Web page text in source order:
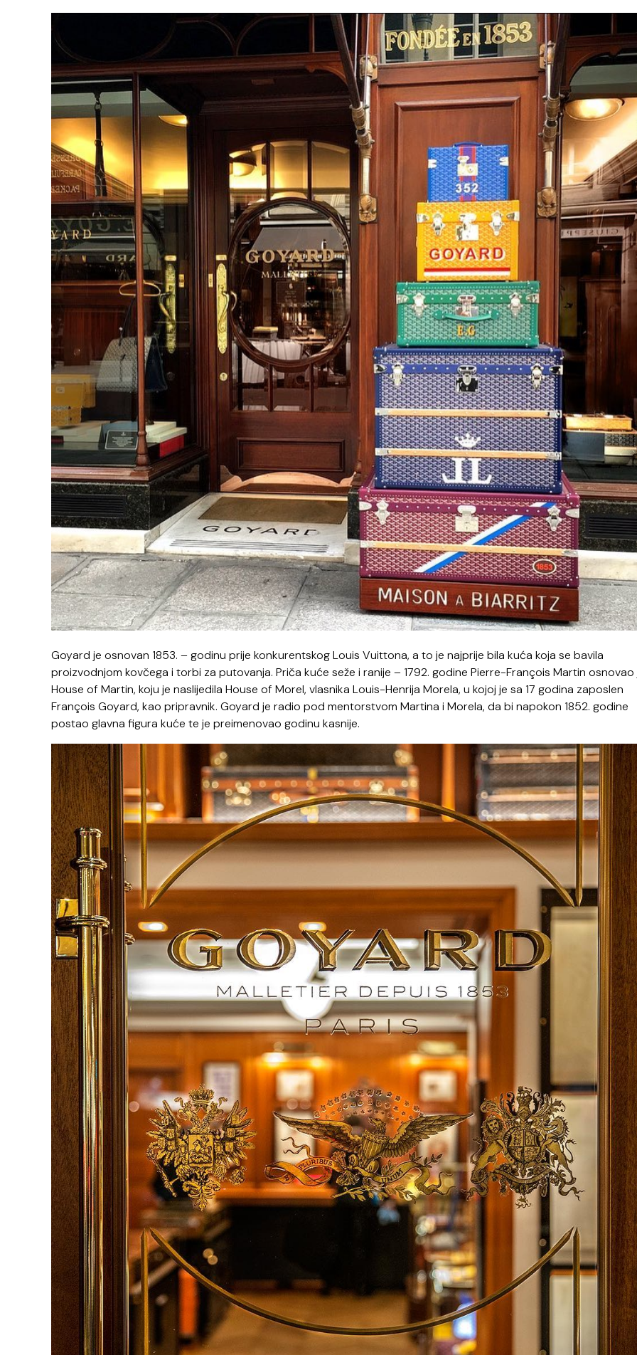
Goyard je osnovan 1853. – godinu prije konkurentskog Louis Vuittona, a to je najprije bila kuća koja se bavila
proizvodnjom kovčega i torbi za putovanja. Priča kuće seže i ranije – 1792. godine Pierre-François Martin osnovao
House of Martin, koju je naslijedila House of Morel, vlasnika Louis-Henrija Morela, u kojoj je sa 17 godina zaposlen
François Goyard, kao pripravnik. Goyard je radio pod mentorstvom Martina i Morela, da bi napokon 1852. godine
postao glavna figura kuće te je preimenovao godinu kasnije.